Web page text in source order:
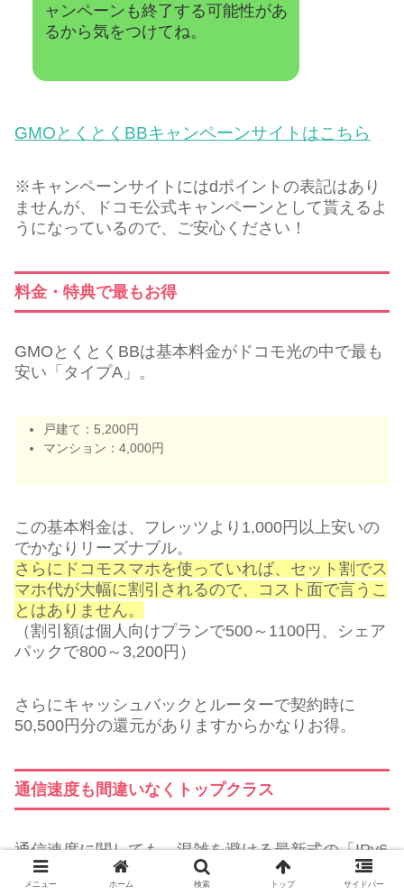
ャンペーンも終了する可能性があ
るから気をつけてね。
GMOとくとくBBキャンペーンサイトはこちら
※キャンペーンサイトにはdポイントの表記はあり
ませんが、ドコモ公式キャンペーンとして貰えるよ
うになっているので、ご安心ください！
料金・特典で最もお得
GMOとくとくBBは基本料金がドコモ光の中で最も
安い「タイプA」。
戸建て：5,200円
マンション：4,000円
この基本料金は、フレッツより1,000円以上安いの
でかなりリーズナブル。
さらにドコモスマホを使っていれば、セット割でス
マホ代が大幅に割引されるので、コスト面で言うこ
とはありません。
（割引額は個人向けプランで500～1100円、シェア
パックで800～3,200円）
さらにキャッシュバックとルーターで契約時に
50,500円分の還元がありますからかなりお得。
通信速度も間違いなくトップクラス
通信速度に関しても、混雑を避ける最新式の「IPv6
プラス接続」が無料。
全国平均でも「下り：256.82Mbps」「上り：
メニュー ホーム 検索 トップ サイドバー